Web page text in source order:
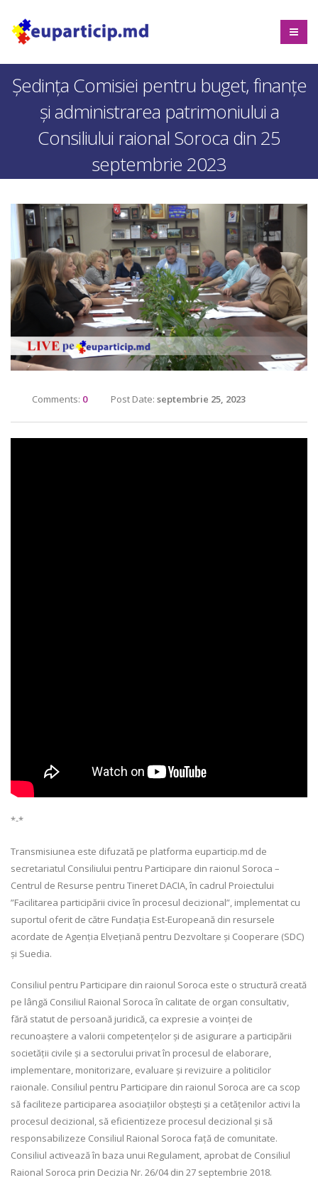
Ședința Comisiei pentru buget, finanțe
și administrarea patrimoniului a
Consiliului raional Soroca din 25
septembrie 2023
Comments: 0 Post Date: septembrie 25, 2023
*-*
Transmisiunea este difuzată pe platforma euparticip.md de
secretariatul Consiliului pentru Participare din raionul Soroca –
Centrul de Resurse pentru Tineret DACIA, în cadrul Proiectului
”Facilitarea participării civice în procesul decizional”, implementat cu
suportul oferit de către Fundația Est-Europeană din resursele
acordate de Agenția Elvețiană pentru Dezvoltare și Cooperare (SDC)
și Suedia.
Consiliul pentru Participare din raionul Soroca este o structură creată
pe lângă Consiliul Raional Soroca în calitate de organ consultativ,
fără statut de persoană juridică, ca expresie a voinței de
recunoaștere a valorii competențelor și de asigurare a participării
societății civile și a sectorului privat în procesul de elaborare,
implementare, monitorizare, evaluare și revizuire a politicilor
raionale. Consiliul pentru Participare din raionul Soroca are ca scop
să faciliteze participarea asociațiilor obștești și a cetățenilor activi la
procesul decizional, să eficientizeze procesul decizional și să
responsabilizeze Consiliul Raional Soroca față de comunitate.
Consiliul activează în baza unui Regulament, aprobat de Consiliul
Raional Soroca prin Decizia Nr. 26/04 din 27 septembrie 2018.